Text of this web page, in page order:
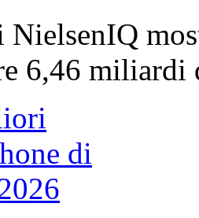
NielsenIQ
6,46